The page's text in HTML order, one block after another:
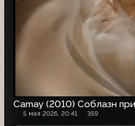
Camay (2010) Соблазн
5 мая 2026, 20:41 359